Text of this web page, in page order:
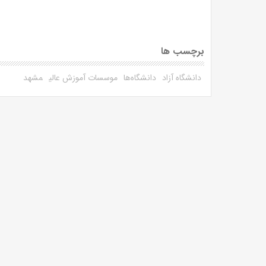
برچسب ها
دانشگاه آزاد دانشگاه‌ها موسسات آموزش عالی مشهد